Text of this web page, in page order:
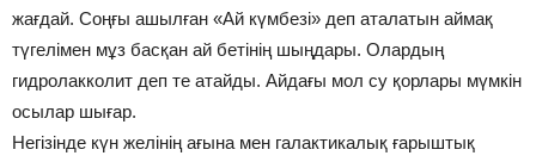
жағдай. Соңғы ашылған «Ай күмбезі» деп аталатын аймақ
түгелімен мұз басқан ай бетінің шыңдары. Олардың
гидролакколит деп те атайды. Айдағы мол су қорлары мүмкін
осылар шығар.
Негізінде күн желінің ағына мен галактикалық ғарыштық